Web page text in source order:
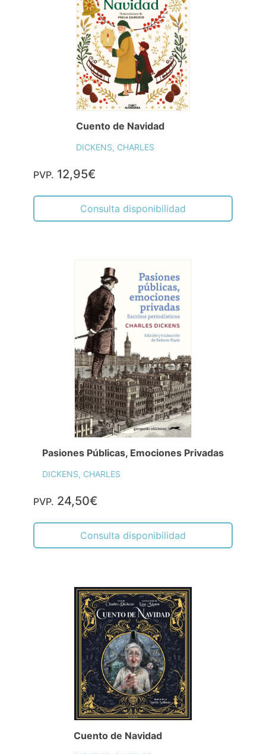
Cuento de Navidad
DICKENS, CHARLES
PVP. 12,95€
Consulta disponibilidad
Pasiones Públicas, Emociones Privadas
DICKENS, CHARLES
PVP. 24,50€
Consulta disponibilidad
Cuento de Navidad